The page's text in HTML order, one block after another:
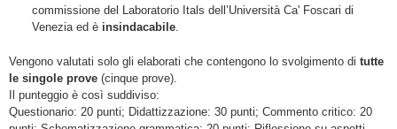
commissione del Laboratorio Itals dell’Università Ca' Foscari di
Venezia ed è insindacabile.
Vengono valutati solo gli elaborati che contengono lo svolgimento di tutte
le singole prove (cinque prove).
Il punteggio è così suddiviso:
Questionario: 20 punti; Didattizzazione: 30 punti; Commento critico: 20